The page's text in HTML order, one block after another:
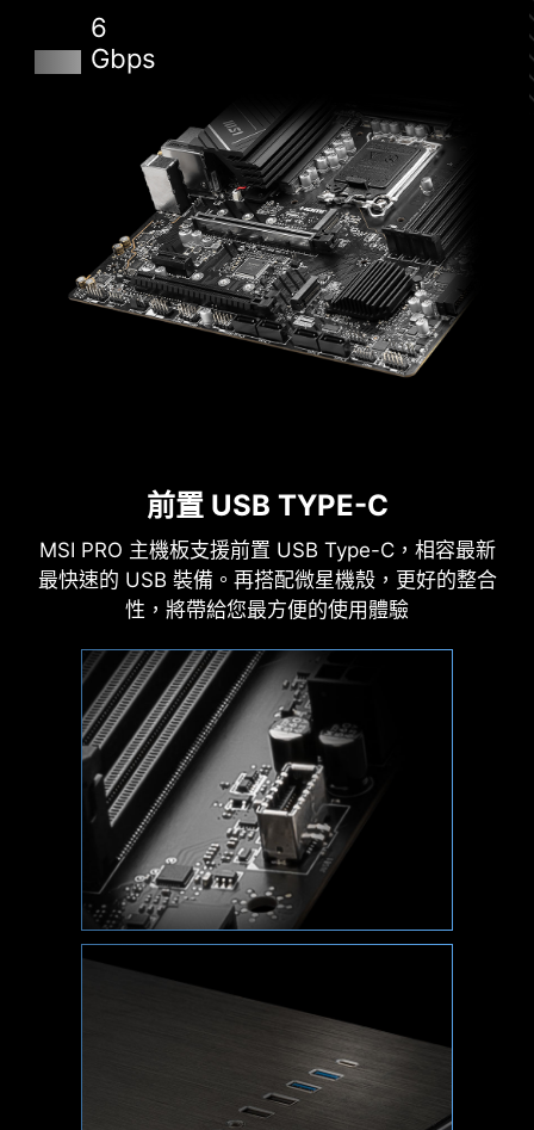
6
Gbps
前置 USB TYPE-C
MSI PRO 主機板支援前置 USB Type-C，相容最新
最快速的 USB 裝備。再搭配微星機殼，更好的整合
性，將帶給您最方便的使用體驗
MSI 全新的MSI Center 將MSI 所有軟體整合到一個
應用程序中。進一步控制主機板功能，以釋放無限
可能性。
Mystic Light
您所需要的任何顏色！
AIDA64 EXTREME 獨家版本
微星主機板提供AIDA64 Extreme 獨家版本60 天免
費試用。 AIDA64 Extreme 是一款電腦軟硬體偵測
診斷軟體。通過該軟體，您可以在電腦上監控作業
系統、主機板、CPU、BIOS…等相關詳細資訊，並
可儲存CSV、HTML 等多種格式文件。